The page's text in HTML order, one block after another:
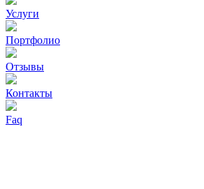
Услуги
Портфолио
Отзывы
Контакты
Faq